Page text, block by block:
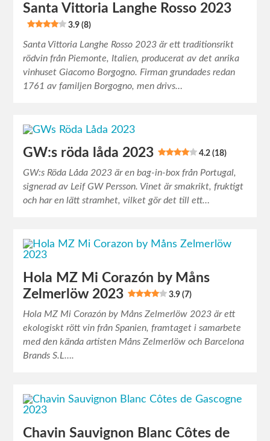
Santa Vittoria Langhe Rosso 2023
3.9 (8)
Santa Vittoria Langhe Rosso 2023 är ett traditionsrikt
rödvin från Piemonte, Italien, producerat av det anrika
vinhuset Giacomo Borgogno. Firman grundades redan
1761 av familjen Borgogno, men drivs…
GW:s röda låda 2023 4.2 (18)
GW:s Röda Låda 2023 är en bag-in-box från Portugal,
signerad av Leif GW Persson. Vinet är smakrikt, fruktigt
och har en lätt stramhet, vilket gör det till ett…
Hola MZ Mi Corazón by Måns
Zelmerlöw 2023
3.9 (7)
Hola MZ Mi Corazón by Måns Zelmerlöw 2023 är ett
ekologiskt rött vin från Spanien, framtaget i samarbete
med den kända artisten Måns Zelmerlöw och Barcelona
Brands S.L….
Chavin Sauvignon Blanc Côtes de